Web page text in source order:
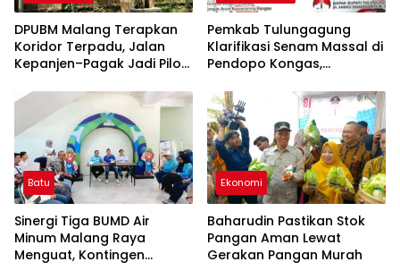
DPUBM Malang Terapkan
Koridor Terpadu, Jalan
Kepanjen–Pagak Jadi Pilot
Pemkab Tulungagung
Klarifikasi Senam Massal di
Pendopo Kongas,
Resmi Daerah
Batu
Sinergi Tiga BUMD Air
Minum Malang Raya
Menguat, Kontingen
Ekonomi
Baharudin Pastikan Stok
Pangan Aman Lewat
Gerakan Pangan Murah